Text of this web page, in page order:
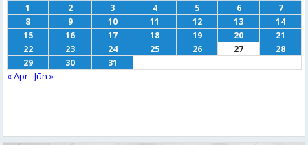
1
2 3 4 5 6
7
8
9 10 11 12 13
14
15
16 17 18 19 20
21
22
23 24 25 26 27
28
29
30 31
« Apr Jūn »